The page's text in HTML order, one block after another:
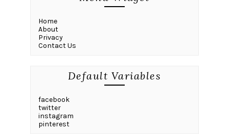
Home
About
Privacy
Contact Us
Default Variables
facebook
twitter
instagram
pinterest